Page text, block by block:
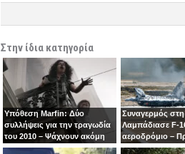
Στην ίδια κατηγορία
Υπόθεση Marfin: Δύο
συλλήψεις για την τραγωδία
του 2010 – Ψάχνουν ακόμη
μία γυναίκα
Συναγερμός
Λαμπάδιασε F-
αεροδρόμιο –
βγει την